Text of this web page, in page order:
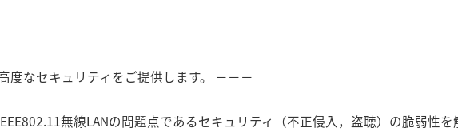
度なセキュリティをご提供します。 －－－
無線LANの問題点であるセキュリティ（不正侵入，盗聴）の脆弱性を